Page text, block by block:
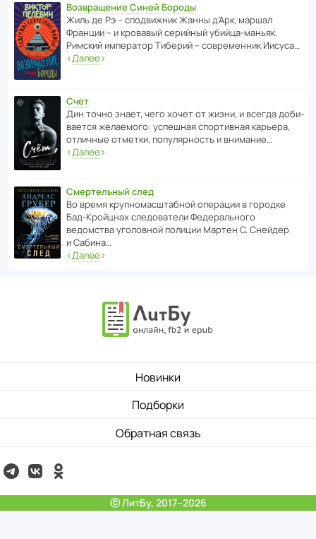
Возвращение Синей Бороды
Жиль де Рэ – спод­ви­жник Жанны д’Арк, маршал
Франции – и кровавый серийный убийца-маньяк.
Римский импе­ратор Тиберий – совре­менник Иисуса…
‹Далее›
Счет
Дин точно знает, чего хочет от жизни, и всегда доби­
ва­ется жела­е­мого: успе­шная спор­ти­вная карьера,
отли­чные отметки, попу­ля­р­ность и внимание…
‹Далее›
Смертельный след
Во время круп­но­мас­ш­та­бной операции в городке
Бад‑Крой­цнах следо­ва­тели Феде­раль­ного
ведомства уголо­вной полиции Мартен С. Снейдер
и Сабина…
‹Далее›
Новинки
Подборки
Обратная связь
ⓒ ЛитБу, 2017–2026